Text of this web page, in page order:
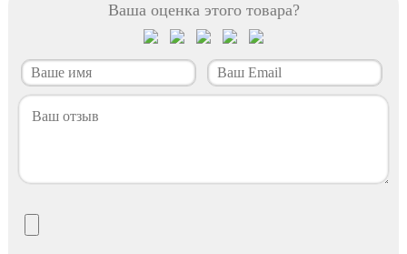
Ваша оценка этого товара?